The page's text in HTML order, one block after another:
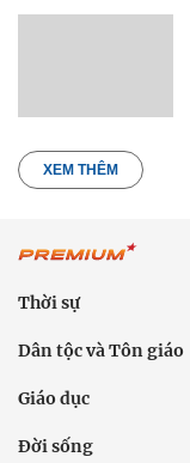
XEM THÊM
Thời sự
Dân tộc và Tôn giáo
Giáo dục
Đời sống